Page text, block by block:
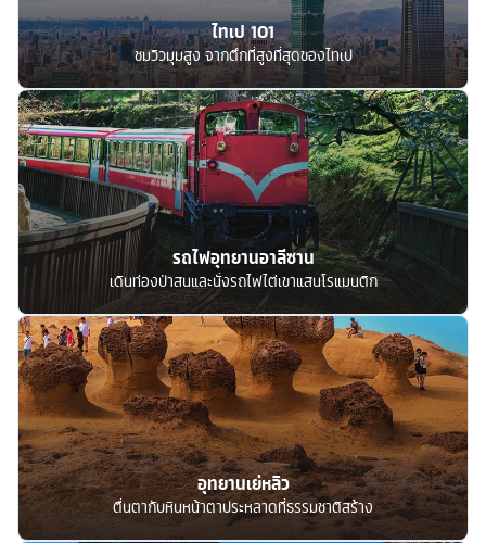
ไทเป 101
ชมวิวมุมสูง จากตึกที่สูงที่สุดของไทเป
รถไฟอุทยานอาลีซาน
เดินท่องป่าสนและนั่งรถไฟไต่เขาแสนโรแมนติก
อุทยานเย่หลิว
ตื่นตากับหินหน้าตาประหลาดที่ธรรมชาติสร้าง